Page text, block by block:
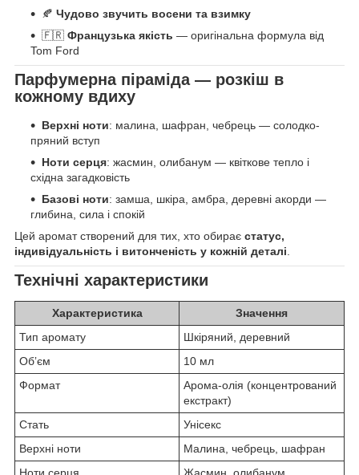
🍂 Чудово звучить восени та взимку
🇫🇷 Французька якість — оригінальна формула від
Tom Ford
Парфумерна піраміда — розкіш в
кожному вдиху
Верхні ноти: малина, шафран, чебрець — солодко-
пряний вступ
Ноти серця: жасмин, олибанум — квіткове тепло і
східна загадковість
Базові ноти: замша, шкіра, амбра, деревні акорди —
глибина, сила і спокій
Цей аромат створений для тих, хто обирає статус,
індивідуальність і витонченість у кожній деталі
Технічні характеристики
Характеристика
Значення
Тип аромату
Шкіряний, деревний
Обʼєм
10 мл
Формат
Арома-олія (концентрований
екстракт)
Стать
Унісекс
Верхні ноти
Малина, чебрець, шафран